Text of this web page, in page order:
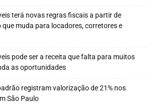
terá novas regras fiscais a partir de
que muda para locadores, corretores e
pode ser a receita que falta para muitos
as oportunidades
registram valorização de 21% nos
São Paulo